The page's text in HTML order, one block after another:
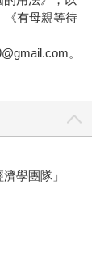
《有母親等待
。
學團隊」